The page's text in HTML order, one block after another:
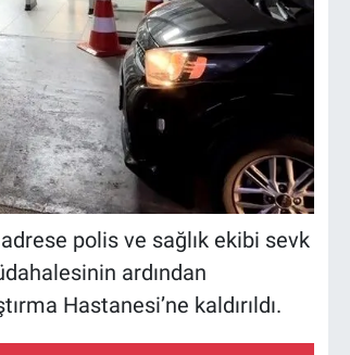
polis ve sağlık ekibi sevk
ardından
Hastanesi’ne kaldırıldı.